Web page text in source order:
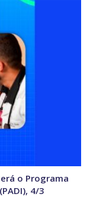
o Programa
4/3